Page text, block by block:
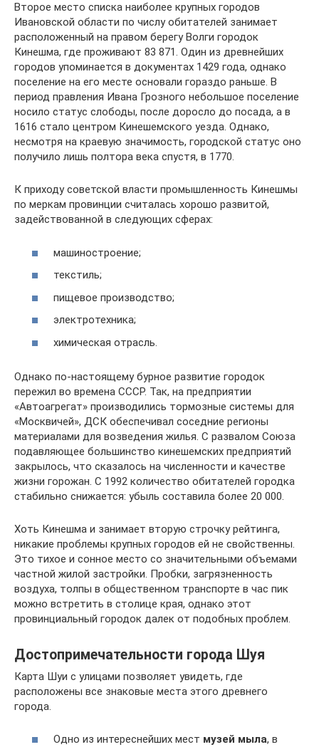
Второе место списка наиболее крупных городов
Ивановской области по числу обитателей занимает
расположенный на правом берегу Волги городок
Кинешма, где проживают 83 871. Один из древнейших
городов упоминается в документах 1429 года, однако
поселение на его месте основали гораздо раньше. В
период правления Ивана Грозного небольшое поселение
носило статус слободы, после доросло до посада, а в
1616 стало центром Кинешемского уезда. Однако,
несмотря на краевую значимость, городской статус оно
получило лишь полтора века спустя, в 1770.
К приходу советской власти промышленность Кинешмы
по меркам провинции считалась хорошо развитой,
задействованной в следующих сферах:
машиностроение;
текстиль;
пищевое производство;
электротехника;
химическая отрасль.
Однако по-настоящему бурное развитие городок
пережил во времена СССР. Так, на предприятии
«Автоагрегат» производились тормозные системы для
«Москвичей», ДСК обеспечивал соседние регионы
материалами для возведения жилья. С развалом Союза
подавляющее большинство кинешемских предприятий
закрылось, что сказалось на численности и качестве
жизни горожан. С 1992 количество обитателей городка
стабильно снижается: убыль составила более 20 000.
Хоть Кинешма и занимает вторую строчку рейтинга,
никакие проблемы крупных городов ей не свойственны.
Это тихое и сонное место со значительными объемами
частной жилой застройки. Пробки, загрязненность
воздуха, толпы в общественном транспорте в час пик
можно встретить в столице края, однако этот
провинциальный городок далек от подобных проблем.
Достопримечательности города Шуя
Карта Шуи с улицами позволяет увидеть, где
расположены все знаковые места этого древнего
города.
Одно из интереснейших мест музей мыла, в